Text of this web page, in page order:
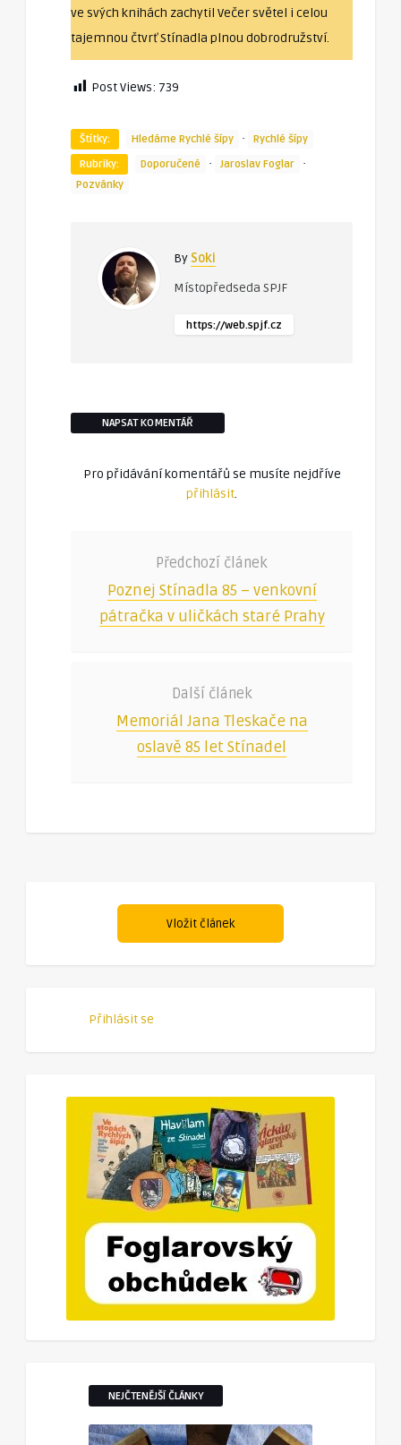
ve svých knihách zachytil Večer světel i celou
tajemnou čtvrť Stínadla plnou dobrodružství.
Post Views: 739
Štítky: Hledáme Rychlé šípy ·
Rychlé šípy
Rubriky:
Doporučené · Jaroslav Foglar ·
Pozvánky
By Soki
Místopředseda SPJF
https://web.spjf.cz
NAPSAT KOMENTÁŘ
Pro přidávání komentářů se musíte nejdříve
přihlásit.
Předchozí článek
Poznej Stínadla 85 – venkovní
pátračka v uličkách staré Prahy
Další článek
Memoriál Jana Tleskače na
oslavě 85 let Stínadel
Vložit článek
Přihlásit se
NEJČTENĚJŠÍ ČLÁNKY